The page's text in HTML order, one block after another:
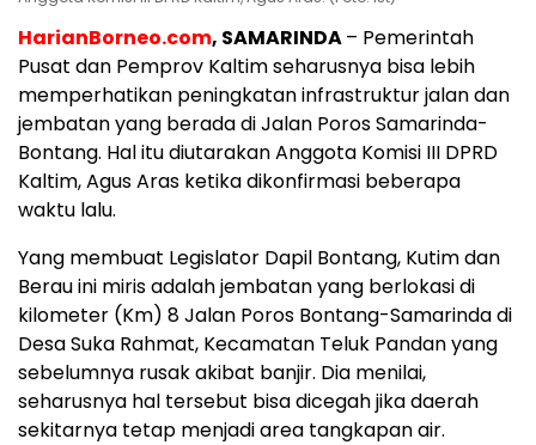
HarianBorneo.com, SAMARINDA– Pemerintah
Pusat dan Pemprov Kaltim seharusnya bisa lebih
memperhatikan peningkatan infrastruktur jalan dan
jembatan yang berada di Jalan Poros Samarinda-
Bontang. Hal itu diutarakan Anggota Komisi III DPRD
Kaltim, Agus Aras ketika dikonfirmasi beberapa
waktu lalu.
Yang membuat Legislator Dapil Bontang, Kutim dan
Berau ini miris adalah jembatan yang berlokasi di
kilometer (Km) 8 Jalan Poros Bontang-Samarinda di
Desa Suka Rahmat, Kecamatan Teluk Pandan yang
sebelumnya rusak akibat banjir. Dia menilai,
seharusnya hal tersebut bisa dicegah jika daerah
sekitarnya tetap menjadi area tangkapan air.